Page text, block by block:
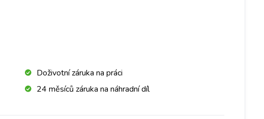
Doživotní záruka na práci
24 měsíců záruka na náhradní díl